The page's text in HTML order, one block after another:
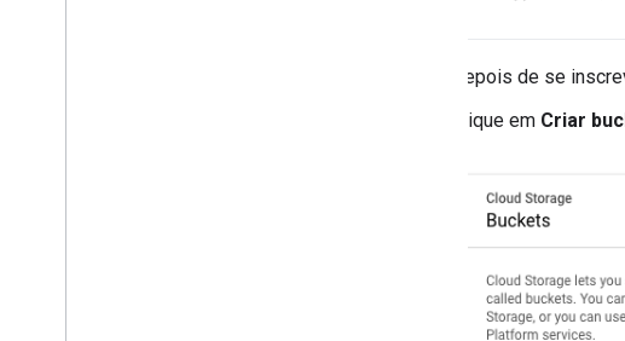
Depois de se
Clique em Criar